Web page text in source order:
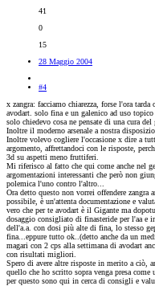
41
0
15
28 Maggio 2004
#4
x zangra: facciamo chiarezza, forse l'ora
avodart. solo fina e un galenico ad uso
solo chiedevo cosa ne pensate di una cura del
Inoltre il moderno arsenale a nostra
Inoltre volevo cogliere l'occasione x dire a
argomento, affrettandoci con le risposte,
3d su aspetti meno fruttiferi.
Mi riferisco al fatto che qui come anche nel
argomentazioni interessanti che però non
polemica l'uno contro l'altro...
Ora detto questo non vorrei offendere zangra
possibile, è un'attenta documentazione e
vero che per te avodart è il Gigante ma
dosaggio consigliato di finasteride per l'aa e
dell'a.a. con dosi più alte di fina, lo stesso
fina...eppure tutto ok..(detto anche da un
magari con 2 cps alla settimana di avodart
con risultati migliori.
Spero di avere altre risposte in merito a ciò,
quello che ho scritto sopra venga presa come
per questo sono qui in cerca di consigli e